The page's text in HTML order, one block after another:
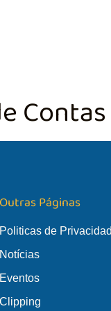
Outras Páginas
Politicas de
Notícias
Eventos
Clipping